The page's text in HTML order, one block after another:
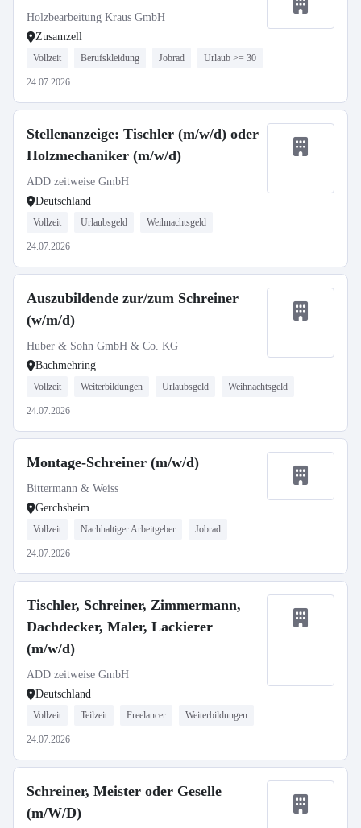
Holzbearbeitung Kraus GmbH
Zusamzell
Vollzeit Berufskleidung Jobrad Urlaub >= 30
24.07.2026
Stellenanzeige: Tischler (m/w/d) oder
Holzmechaniker (m/w/d)
ADD zeitweise GmbH
Deutschland
Vollzeit Urlaubsgeld Weihnachtsgeld
24.07.2026
Auszubildende zur/zum Schreiner
(w/m/d)
Huber & Sohn GmbH & Co. KG
Bachmehring
Vollzeit Weiterbildungen Urlaubsgeld Weihnachtsgeld
24.07.2026
Montage-Schreiner (m/w/d)
Bittermann & Weiss
Gerchsheim
Vollzeit Nachhaltiger Arbeitgeber Jobrad
24.07.2026
Tischler, Schreiner, Zimmermann,
Dachdecker, Maler, Lackierer
(m/w/d)
ADD zeitweise GmbH
Deutschland
Vollzeit Teilzeit Freelancer Weiterbildungen
24.07.2026
Schreiner, Meister oder Geselle
(m/W/D)